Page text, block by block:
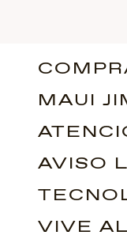
MAUI
AVISO
VIVE